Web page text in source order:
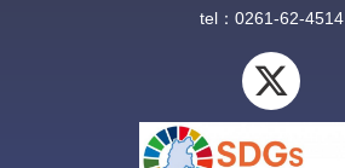
tel：0261-62-4514
X
-
t